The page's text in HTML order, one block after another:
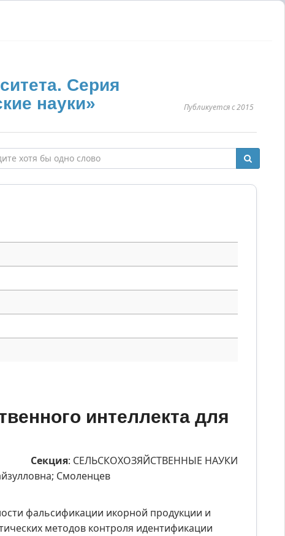
Серия
науки»
Публикуется с 2015
интеллекта для
Секция: СЕЛЬСКОХОЗЯЙСТВЕННЫЕ НАУКИ
Смоленцев
фальсификации икорной продукции и
методов контроля идентификации